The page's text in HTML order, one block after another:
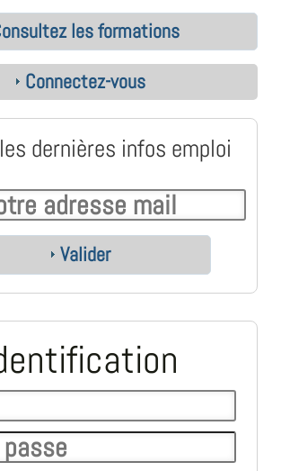
les formations
Connectez-vous
dernières infos emploi
Valider